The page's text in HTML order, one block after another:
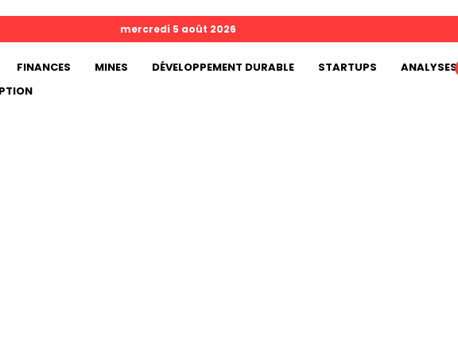
mercredi 5 août 2026
FINANCES MINES DÉVELOPPEMENT DURABLE STARTUPS
ANALYSES